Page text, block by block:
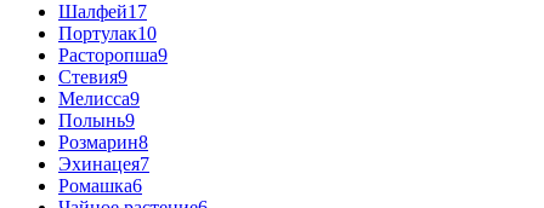
Шалфей17
Портулак10
Расторопша9
Стевия9
Мелисса9
Полынь9
Розмарин8
Эхинацея7
Ромашка6